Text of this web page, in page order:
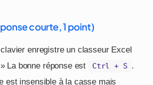
courte, 1 point)
enregistre un classeur Excel
La bonne réponse est
Ctrl + S .
est insensible à la casse mais